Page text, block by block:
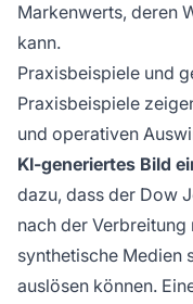
Markenwerts, deren
kann.
Praxisbeispiele und
Praxisbeispiele
und operativen
KI-generiertes Bild
dazu, dass der Dow
nach der Verbreitung
synthetische Medien
auslösen können.